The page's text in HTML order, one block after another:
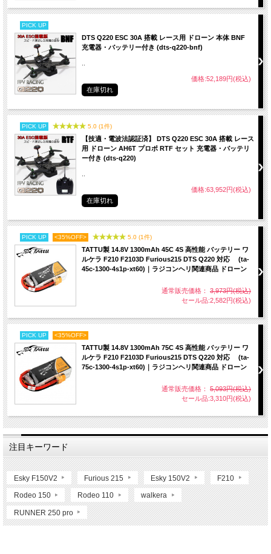
PICK UP
DTS Q220 ESC 30A 搭載 レース用 ドローン 本体 BNF
充電器・バッテリー付き (dts-q220-bnf)
価格:52,189円(税込)
在庫切れ
PICK UP 5.0 (1件)
【技適・電波法認証済】 DTS Q220 ESC 30A 搭載 レース
用 ドローン AH6T プロポ RTF セット 充電器・バッテリ
ー付き (dts-q220)
価格:63,952円(税込)
在庫切れ
PICK UP <35%OFF> 5.0 (1件)
TATTU製 14.8V 1300mAh 45C 4S 高性能 バッテリー ワ
ルケラ F210 F2103D Furious215 DTS Q220 対応 (ta-
45c-1300-4s1p-xt60)｜ラジコンヘリ関連商品 ドローン
通常販売価格： 3,973円(税込)
セール品:2,582円(税込)
PICK UP <35%OFF>
TATTU製 14.8V 1300mAh 75C 4S 高性能 バッテリー ワ
ルケラ F210 F2103D Furious215 DTS Q220 対応 (ta-
75c-1300-4s1p-xt60)｜ラジコンヘリ関連商品 ドローン
通常販売価格： 5,093円(税込)
セール品:3,310円(税込)
注目キーワード
Esky F150V2 Furious 215 Esky 150V2 F210
Rodeo 150 Rodeo 110 walkera
RUNNER 250 pro